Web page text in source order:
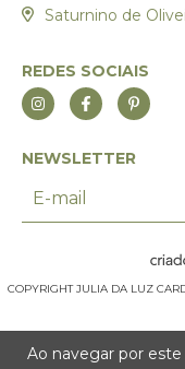
Ao navegar por este
Saturnino de
REDES SOCIAIS
NEWSLETTER
COPYRIGHT JULIA DA LUZ